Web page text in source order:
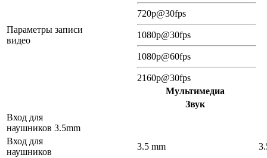
Параметры записи
видео
720p@30fps
1080p@30fps
1080p@60fps
2160p@30fps
Мультимедиа
Звук
Вход для
наушников 3.5mm
Вход для
наушников
3.5 mm